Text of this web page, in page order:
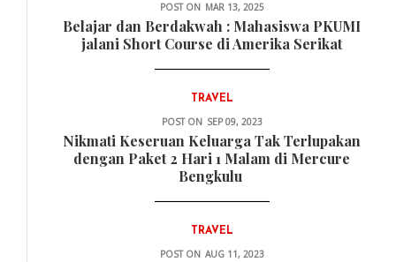
POST ON MAR 13, 2025
Belajar dan Berdakwah : Mahasiswa PKUMI
jalani Short Course di Amerika Serikat
TRAVEL
POST ON SEP 09, 2023
Nikmati Keseruan Keluarga Tak Terlupakan
dengan Paket 2 Hari 1 Malam di Mercure
Bengkulu
TRAVEL
POST ON AUG 11, 2023